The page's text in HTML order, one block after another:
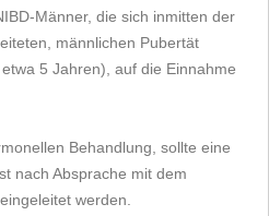
Männer, die sich inmitten der
männlichen Pubertät
5 Jahren), auf die Einnahme
Behandlung, sollte eine
nach Absprache mit dem
werden.